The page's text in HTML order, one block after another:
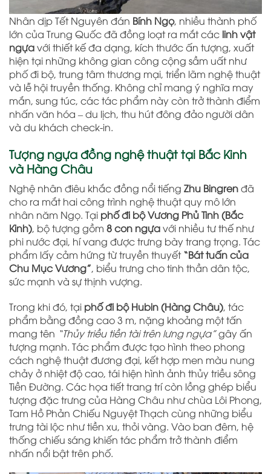
Nhân dịp Tết Nguyên đán Bính Ngọ, nhiều thành phố
lớn của Trung Quốc đã đồng loạt ra mắt các linh vật
ngựavới thiết kế đa dạng, kích thước ấn tượng, xuất
hiện tại những không gian công cộng sầm uất như
phố đi bộ, trung tâm thương mại, triển lãm nghệ thuật
và lễ hội truyền thống. Không chỉ mang ý nghĩa may
mắn, sung túc, các tác phẩm này còn trở thành điểm
nhấn văn hóa – du lịch, thu hút đông đảo người dân
và du khách check-in.
Tượng ngựa đồng nghệ thuật tại Bắc Kinh
và Hàng Châu
Nghệ nhân điêu khắc đồng nổi tiếng Zhu Bingrenđã
cho ra mắt hai công trình nghệ thuật quy mô lớn
nhân năm Ngọ. Tại phố đi bộ Vương Phủ Tinh (Bắc
Kinh), bộ tượng gồm 8 con ngựavới nhiều tư thế như
phi nước đại, hí vang được trưng bày trang trọng. Tác
phẩm lấy cảm hứng từ truyền thuyết“Bát tuấn của
Chu Mục Vương”, biểu trưng cho tinh thần dân tộc,
sức mạnh và sự thịnh vượng.
Trong khi đó, tại phố đi bộ Hubin (Hàng Châu), tác
phẩm bằng đồng cao 3 m, nặng khoảng một tấn
mang tên “Thủy triều tiền tài trên lưng ngựa”gây ấn
tượng mạnh. Tác phẩm được tạo hình theo phong
cách nghệ thuật đương đại, kết hợp men màu nung
chảy ở nhiệt độ cao, tái hiện hình ảnh thủy triều sông
Tiền Đường. Các họa tiết trang trí còn lồng ghép biểu
tượng đặc trưng của Hàng Châu như chùa Lôi Phong,
Tam Hồ Phản Chiếu Nguyệt Thạch cùng những biểu
trưng tài lộc như tiền xu, thỏi vàng. Vào ban đêm, hệ
thống chiếu sáng khiến tác phẩm trở thành điểm
nhấn nổi bật trên phố.